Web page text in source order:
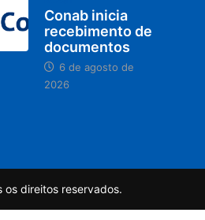
Conab inicia
recebimento de
documentos
6 de agosto de
2026
direitos reservados.